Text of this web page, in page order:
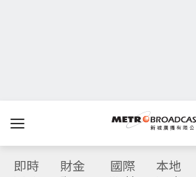
即時 財金 國際 本地